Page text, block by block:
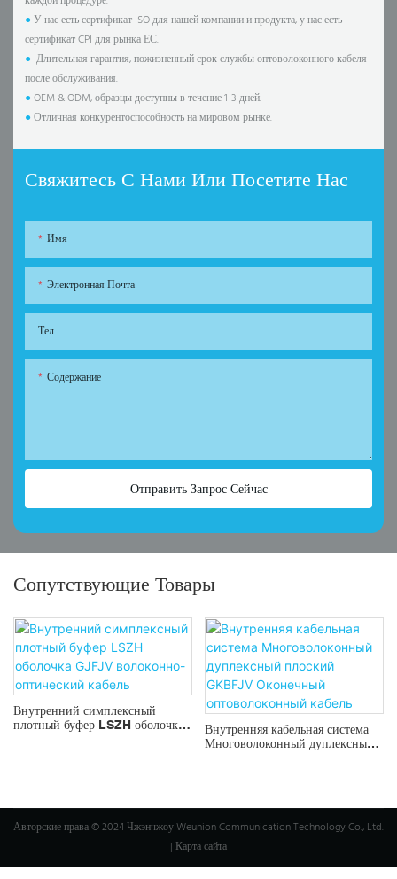
●У нас есть сертификат ISO для нашей компании и продукта, у нас есть
сертификат CPI для рынка ЕС.
● Длительная гарантия, пожизненный срок службы оптоволоконного кабеля
после обслуживания.
●OEM & ODM, образцы доступны в течение 1-3 дней.
●Отличная конкурентоспособность на мировом рынке.
Свяжитесь С Нами Или Посетите Нас
Имя
Электронная Почта
Тел
Содержание
Отправить Запрос Сейчас
Сопутствующие Товары
Внутренний симплексный
плотный буфер LSZH оболочка
Внутренняя кабельная система
Многоволоконный дуплексный
Авторские права © 2024 Чжэнчжоу Weunion Communication Technology Co., Ltd.
| Карта сайта